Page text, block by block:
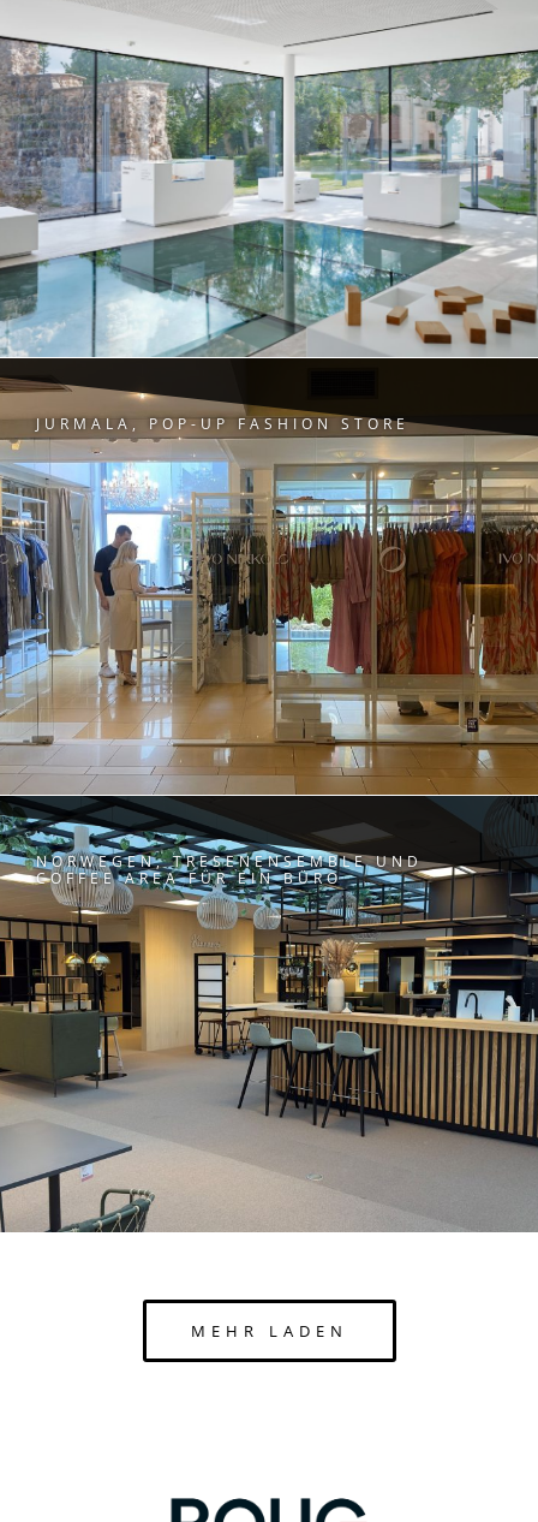
JURMALA, POP-UP FASHION STORE
NORWEGEN, TRESENENSEMBLE UND
COFFEE AREA FÜR EIN BÜRO
MEHR LADEN